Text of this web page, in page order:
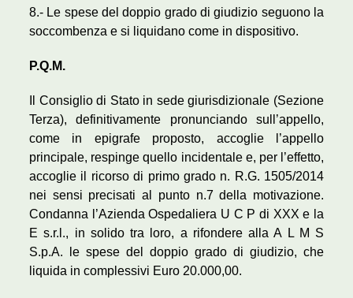
8.- Le spese del doppio grado di giudizio seguono la
soccombenza e si liquidano come in dispositivo.
P.Q.M.
Il Consiglio di Stato in sede giurisdizionale (Sezione
Terza), definitivamente pronunciando sull’appello,
come in epigrafe proposto, accoglie l’appello
principale, respinge quello incidentale e, per l’effetto,
accoglie il ricorso di primo grado n. R.G. 1505/2014
nei sensi precisati al punto n.7 della motivazione.
Condanna l’Azienda Ospedaliera U C P di XXX e la
E s.r.l., in solido tra loro, a rifondere alla A L M S
S.p.A. le spese del doppio grado di giudizio, che
liquida in complessivi Euro 20.000,00.